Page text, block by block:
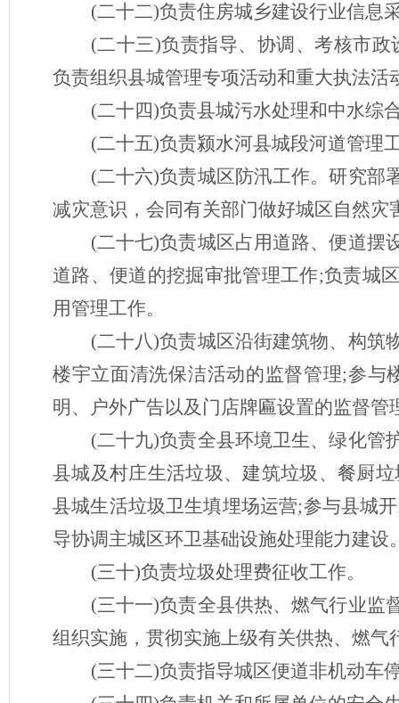
(二十二)负责住房城乡建设行业信息
(二十三)负责指导、协调、考核市
负责组织县城管理专项活动和重大执法活
(二十四)负责县城污水处理和中水综
(二十五)负责颍水河县城段河道管理
(二十六)负责城区防汛工作。研究部
减灾意识，会同有关部门做好城区自然
(二十七)负责城区占用道路、便道摆
道路、便道的挖掘审批管理工作;负责城
用管理工作。
(二十八)负责城区沿街建筑物、构筑
楼宇立面清洗保洁活动的监督管理;参与
明、户外广告以及门店牌匾设置的监督管
(二十九)负责全县环境卫生、绿化管
县城及村庄生活垃圾、建筑垃圾、餐厨
县城生活垃圾卫生填埋场运营;参与县城
导协调主城区环卫基础设施处理能力建设
(三十)负责垃圾处理费征收工作。
(三十一)负责全县供热、燃气行业监
组织实施，贯彻实施上级有关供热、燃
(三十二)负责指导城区便道非机动车